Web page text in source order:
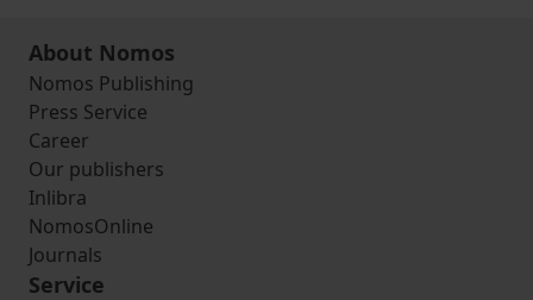
About Nomos
Nomos Publishing
Press Service
Career
Our publishers
Inlibra
NomosOnline
Journals
Service